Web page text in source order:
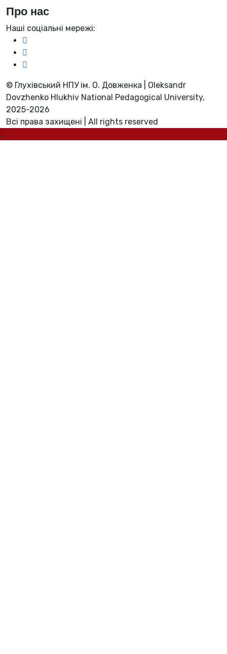
Про нас
Наші соціальні мережі:
© Глухівський НПУ ім. О. Довженка | Oleksandr
Dovzhenko Hlukhiv National Pedagogical University,
2025-2026
Всі права захищені | All rights reserved